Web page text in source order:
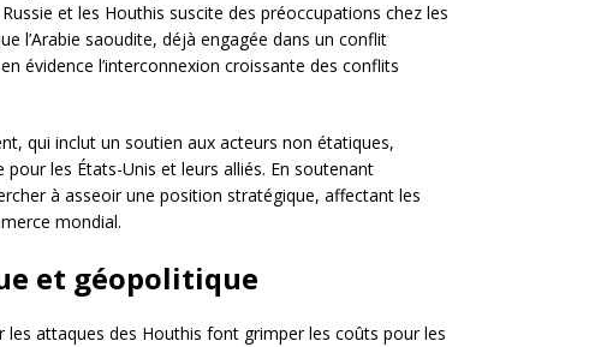
et les Houthis suscite des préoccupations chez les
l’Arabie saoudite, déjà engagée dans un conflit
évidence l’interconnexion croissante des conflits
qui inclut un soutien aux acteurs non étatiques,
les États-Unis et leurs alliés. En soutenant
à asseoir une position stratégique, affectant les
mondial.
et géopolitique
attaques des Houthis font grimper les coûts pour les